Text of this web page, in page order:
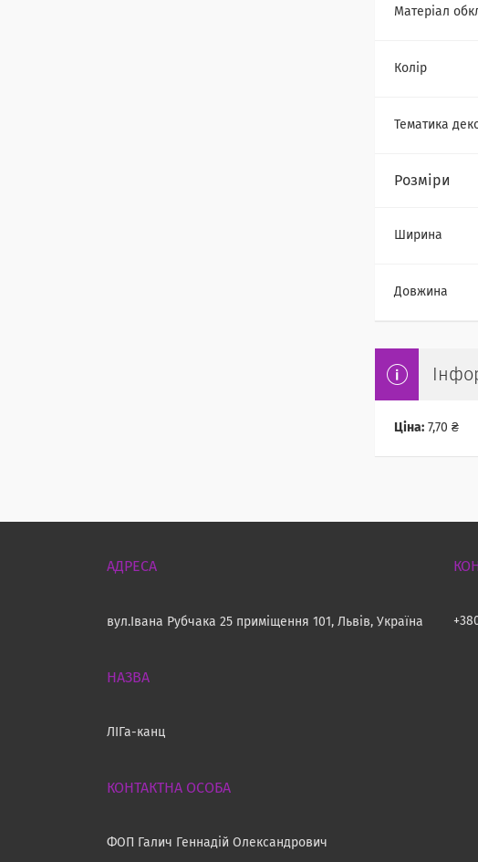
Матеріал
Колір
Тематика
Розміри
Ширина
Довжина
Ціна: 7,70 ₴
вул.Івана Рубчака 25 приміщення 101, Львів, Україна
ЛІГа-канц
ФОП Галич Геннадій Олександрович